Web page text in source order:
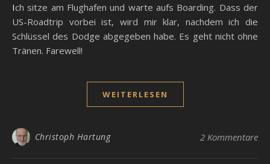
Ich sitze am Flughafen und warte aufs Boarding. Dass der
US-Roadtrip vorbei ist, wird mir klar, nachdem ich die
Schlüssel des Dodge abgegeben habe. Es geht nicht ohne
Tränen. Farewell!
WEITERLESEN
Christoph Hartung 2 Kommentare